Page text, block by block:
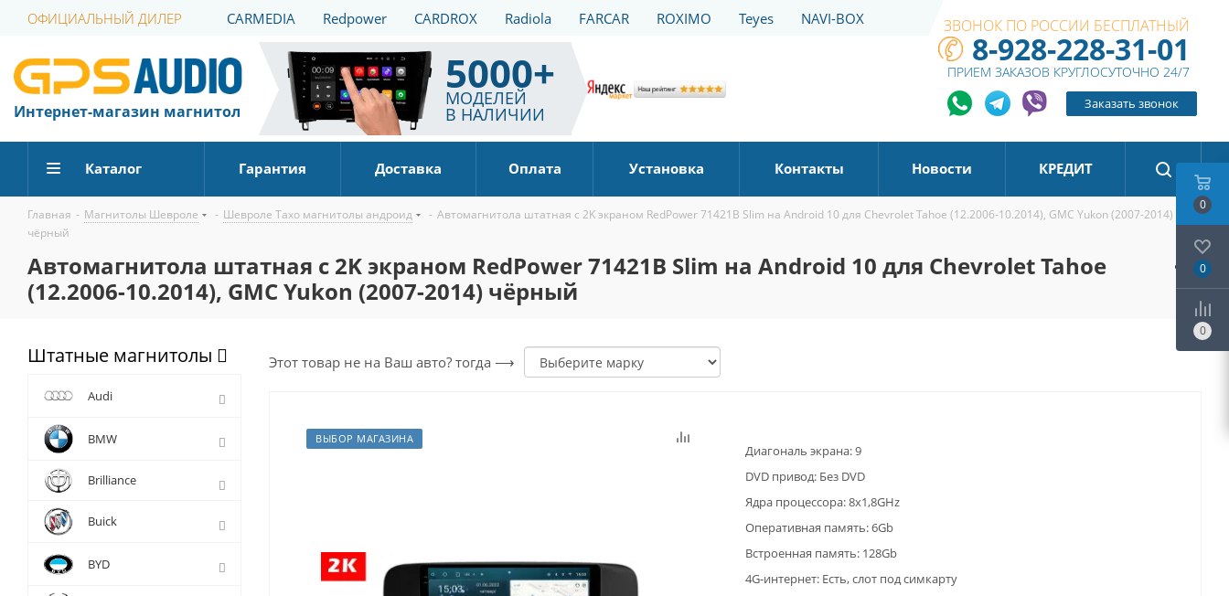
ОФИЦИАЛЬНЫЙ ДИЛЕР CARMEDIA Redpower CARDROX Radiola FARCAR ROXIMO Teyes NAVI-BOX
Интернет-магазин магнитол
5000+
МОДЕЛЕЙ
В НАЛИЧИИ
ЗВОНОК ПО РОССИИ БЕСПЛАТНЫЙ
8-928-228-31-01
ПРИЕМ ЗАКАЗОВ КРУГЛОСУТОЧНО 24/7
Заказать звонок
Каталог Гарантия Доставка Оплата Установка Контакты Новости КРЕДИТ
Главная - Магнитолы Шевроле - Шевроле Тахо магнитолы андроид - Автомагнитола штатная с 2K экраном RedPower 71421B Slim на Android 10 для Chevrolet Tahoe (12.2006-10.2014), GMC Yukon (2007-2014)
чёрный
Автомагнитола штатная с 2K экраном RedPower 71421B Slim на Android 10 для Chevrolet Tahoe
(12.2006-10.2014), GMC Yukon (2007-2014) чёрный
Этот товар не на Ваш авто? тогда ⟶
ВЫБОР МАГАЗИНА
Диагональ экрана:9
DVD привод: Без DVD
Ядра процессора:8x1,8GHz
Оперативная память:6Gb
Встроенная память: 128Gb
4G-интернет: Есть, слот под симкарту
Штатные магнитолы
Audi
BMW
Brilliance
Buick
BYD
0
0
0